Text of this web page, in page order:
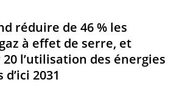
réduire de 46 % les
à effet de serre, et
l’utilisation des énergies
2031